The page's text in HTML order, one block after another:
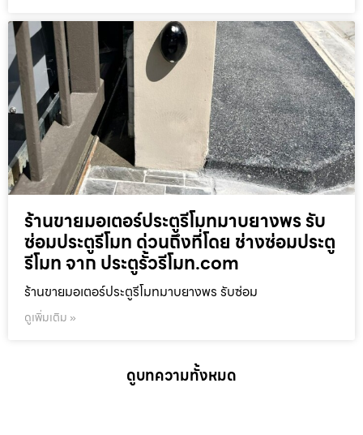
ร้านขายมอเตอร์ประตูรีโมทมาบยางพร รับ
ซ่อมประตูรีโมท ด่วนถึงที่โดย ช่างซ่อมประตู
รีโมท จาก ประตูรั้วรีโมท.com
ร้านขายมอเตอร์ประตูรีโมทมาบยางพร รับซ่อม
ดูเพิ่มเติม »
ดูบทความทั้งหมด